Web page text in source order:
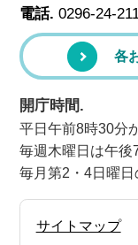
電話. 0296-24-
各
開庁時間.
平日午前8時30分
毎週木曜日は午後
毎月第2・4日曜
サイトマップ